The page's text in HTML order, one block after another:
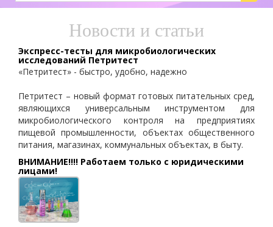
Новости и статьи
Экспресс-тесты для микробиологических
исследований Петритест
«Петритест» - быстро, удобно, надежно
Петритест – новый формат готовых питательных сред,
являющихся универсальным инструментом для
микробиологического контроля на предприятиях
пищевой промышленности, объектах общественного
питания, магазинах, коммунальных объектах, в быту.
ВНИМАНИЕ!!!! Работаем только с юридическими
лицами!